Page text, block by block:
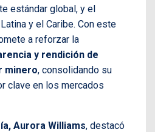
estándar global, y el
y el Caribe. Con este
a reforzar la
y rendición de
minero, consolidando su
clave en los mercados
Aurora Williams, destacó